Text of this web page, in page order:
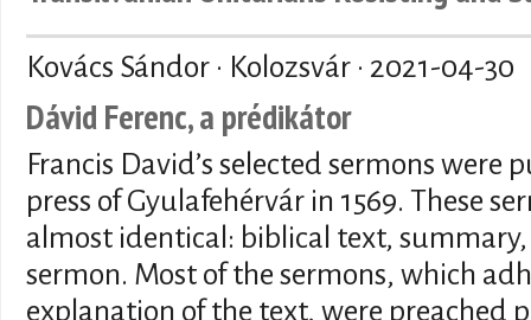
Kovács Sándor · Kolozsvár · 2021-04-30
Dávid Ferenc, a prédikátor
Francis David’s selected sermons
press of Gyulafehérvár in 1569. These
almost identical: biblical text,
sermon. Most of the sermons, which
explanation of the text, were preached